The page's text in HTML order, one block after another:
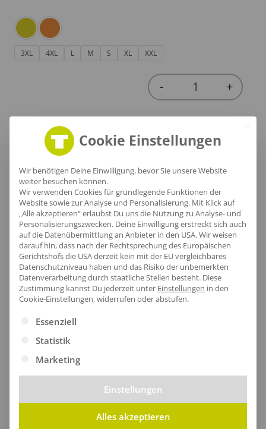
3XL 4XL L M S XL XXL
Quantity
- +
In den Warenkorb
Produktinfo
Artikel-Nr.:RG712
Geschlecht:Herren
Armlänge:Langarm
Obermaterial:
Größentabelle
Cookie Einstellungen
Wir benötigen Deine Einwilligung, bevor Sie unsere Website
weiter besuchen können.
Wir verwenden Cookies für grundlegende Funktionen der
Website sowie zur Analyse und Personalisierung. Mit Klick auf
„Alle akzeptieren“ erlaubst Du uns die Nutzung zu Analyse- und
Personalisierungszwecken. Deine Einwilligung erstreckt sich auch
auf die Datenübermittlung an Anbieter in den USA. Wir weisen
darauf hin, dass nach der Rechtsprechung des Europäischen
Gerichtshofs die USA derzeit kein mit der EU vergleichbares
Datenschutzniveau haben und das Risiko der unbemerkten
Datenverarbeitung durch staatliche Stellen besteht. Diese
Zustimmung kannst Du jederzeit unter Einstellungen in den
Cookie-Einstellungen, widerrufen oder abstufen.
Es folgt eine Liste der Service-Gruppen, für die eine
Essenziell
Statistik
Marketing
Einstellungen
Alles akzeptieren